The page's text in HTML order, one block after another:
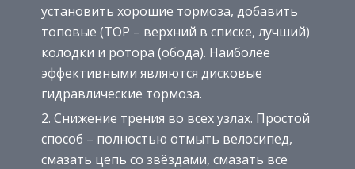
установить хорошие тормоза, добавить
топовые (TOP – верхний в списке, лучший)
колодки и ротора (обода). Наиболее
эффективными являются дисковые
гидравлические тормоза.
Снижение трения во всех узлах. Простой
способ – полностью отмыть велосипед,
смазать цепь со звёздами, смазать все